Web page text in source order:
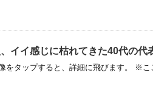
イイ感じに枯れてきた40代の代
をタップすると、詳細に飛びます。 ※